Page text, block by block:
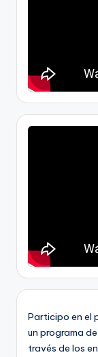
Participo en el
un programa
través de los